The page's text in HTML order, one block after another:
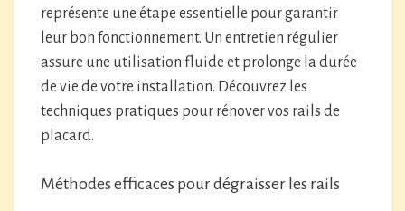
représente une étape essentielle pour garantir
leur bon fonctionnement. Un entretien régulier
assure une utilisation fluide et prolonge la durée
de vie de votre installation. Découvrez les
techniques pratiques pour rénover vos rails de
placard.
Méthodes efficaces pour dégraisser les rails